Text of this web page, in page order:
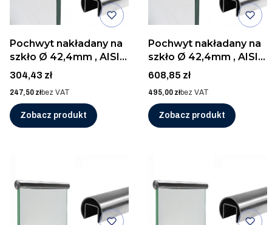
Pochwyt nakładany na
szkło Ø 42,4mm , AISI
316, POLER/2,5m
Cena
304,43 zł
Cena
247,50 złbez VAT
Zobacz produkt
Pochwyt nakładany na
szkło Ø 42,4mm , AISI
316, POLER/5m
Cena
608,85 zł
Cena
495,00 złbez VAT
Zobacz produkt